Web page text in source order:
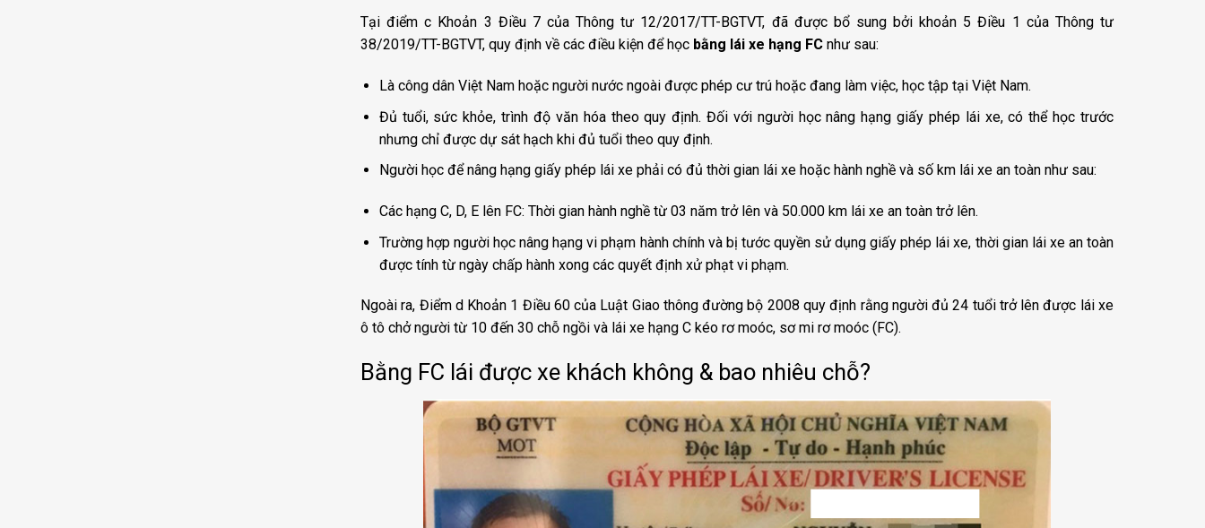
Tại điểm c Khoản 3 Điều 7 của Thông tư 12/2017/TT-BGTVT, đã được bổ sung bởi khoản 5 Điều 1 của Thông tư
38/2019/TT-BGTVT, quy định về các điều kiện để học bằng lái xe hạng FC như sau:
Là công dân Việt Nam hoặc người nước ngoài được phép cư trú hoặc đang làm việc, học tập tại Việt Nam.
Đủ tuổi, sức khỏe, trình độ văn hóa theo quy định. Đối với người học nâng hạng giấy phép lái xe, có thể học trước
nhưng chỉ được dự sát hạch khi đủ tuổi theo quy định.
Người học để nâng hạng giấy phép lái xe phải có đủ thời gian lái xe hoặc hành nghề và số km lái xe an toàn như sau:
Các hạng C, D, E lên FC: Thời gian hành nghề từ 03 năm trở lên và 50.000 km lái xe an toàn trở lên.
Trường hợp người học nâng hạng vi phạm hành chính và bị tước quyền sử dụng giấy phép lái xe, thời gian lái xe an toàn
được tính từ ngày chấp hành xong các quyết định xử phạt vi phạm.
Ngoài ra, Điểm d Khoản 1 Điều 60 của Luật Giao thông đường bộ 2008 quy định rằng người đủ 24 tuổi trở lên được lái xe
ô tô chở người từ 10 đến 30 chỗ ngồi và lái xe hạng C kéo rơ moóc, sơ mi rơ moóc (FC).
Bằng FC lái được xe khách không & bao nhiêu chỗ?